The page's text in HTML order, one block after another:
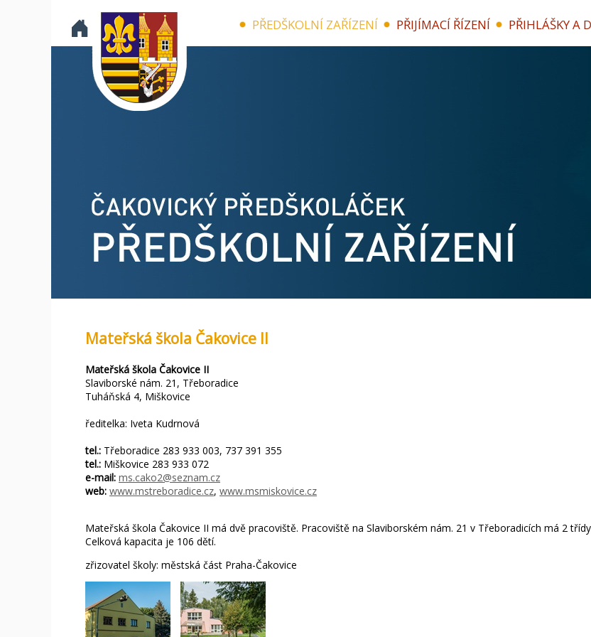
PŘEDŠKOLNÍ ZAŘÍZENÍ PŘIJÍMACÍ ŘÍZENÍ PŘIHLÁŠKY A
Mateřská škola Čakovice II
Mateřská škola Čakovice II
Slaviborské nám. 21, Třeboradice
Tuháňská 4, Miškovice
ředitelka: Iveta Kudrnová
tel.: Třeboradice 283 933 003, 737 391 355
tel.: Miškovice 283 933 072
e-mail: ms.cako2@seznam.cz
web: www.mstreboradice.cz, www.msmiskovice.cz
Mateřská škola Čakovice II má dvě pracoviště. Pracoviště na Slaviborském nám. 21 v Třeboradicích má 2
Celková kapacita je 106 dětí.
zřizovatel školy: městská část Praha-Čakovice